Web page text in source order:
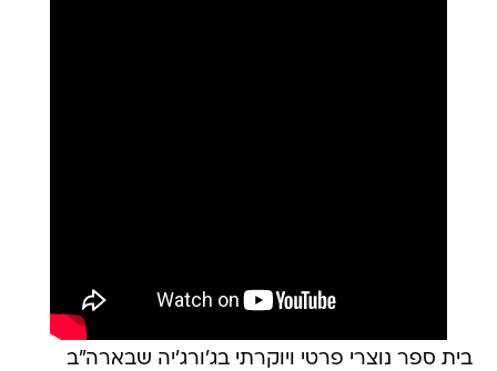
בית ספר נוצרי פרטי ויוקרתי בג'ורג'יה שבארה"ב